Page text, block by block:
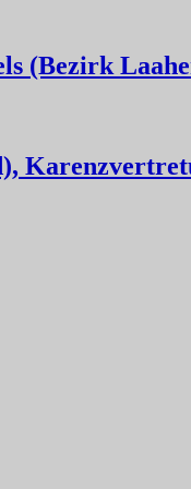
(Bezirk